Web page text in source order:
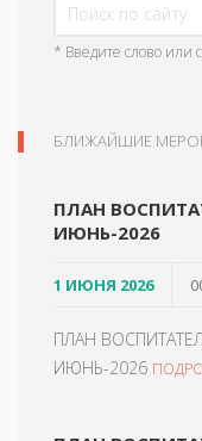
* Введите слово или
БЛИЖАЙШИЕ
ПЛАН
ИЮНЬ-2026
1 ИЮНЯ 2026
ПЛАН
ИЮНЬ-2026